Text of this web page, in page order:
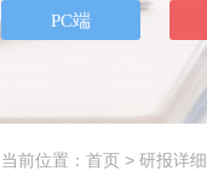
当前位置： 首页 > 研报详